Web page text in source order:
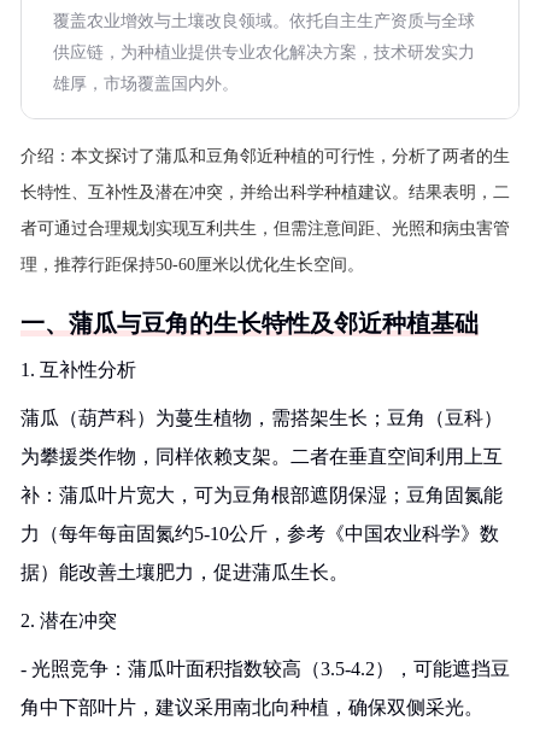
覆盖农业增效与土壤改良领域。依托自主生产资质与全球
供应链，为种植业提供专业农化解决方案，技术研发实力
雄厚，市场覆盖国内外。
介绍： 本文探讨了蒲瓜和豆角邻近种植的可行性，分析了两者的生
长特性、互补性及潜在冲突，并给出科学种植建议。结果表明，二
者可通过合理规划实现互利共生，但需注意间距、光照和病虫害管
理，推荐行距保持50-60厘米以优化生长空间。
一、蒲瓜与豆角的生长特性及邻近种植基础
1. 互补性分析
蒲瓜（葫芦科）为蔓生植物，需搭架生长；豆角（豆科）
为攀援类作物，同样依赖支架。二者在垂直空间利用上互
补：蒲瓜叶片宽大，可为豆角根部遮阴保湿；豆角固氮能
力（每年每亩固氮约5-10公斤，参考《中国农业科学》数
据）能改善土壤肥力，促进蒲瓜生长。
2. 潜在冲突
- 光照竞争：蒲瓜叶面积指数较高（3.5-4.2），可能遮挡豆
角中下部叶片，建议采用南北向种植，确保双侧采光。